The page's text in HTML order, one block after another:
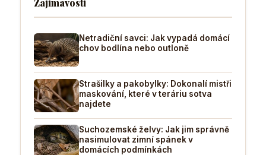
Netradiční savci: Jak vypadá domácí
chov bodlína nebo outloně
Strašilky a pakobylky: Dokonalí mistři
maskování, které v teráriu sotva
najdete
Suchozemské želvy: Jak jim správně
nasimulovat zimní spánek v
domácích podmínkách